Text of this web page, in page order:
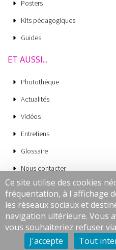
Posters
Kits pédagogiques
Guides
ET AUSSI...
Photothèque
Actualités
Vidéos
Entretiens
Glossaire
Nous contacter
Mentions légales
CGV
Données personnelles
Cookies
Ce site utilise des cookies
fréquentation, à l'affichage
les réseaux sociaux et
navigation ultérieure. Vous
vous souhaiteriez refuser
J'accepte
Tout